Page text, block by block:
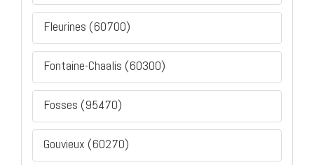
Fleurines (60700)
Fontaine-Chaalis (60300)
Fosses (95470)
Gouvieux (60270)